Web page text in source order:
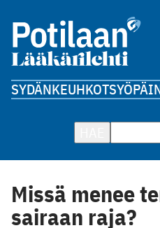
SYDÄNKEUHKOTSYÖPÄ
Missä menee
sairaan raja?